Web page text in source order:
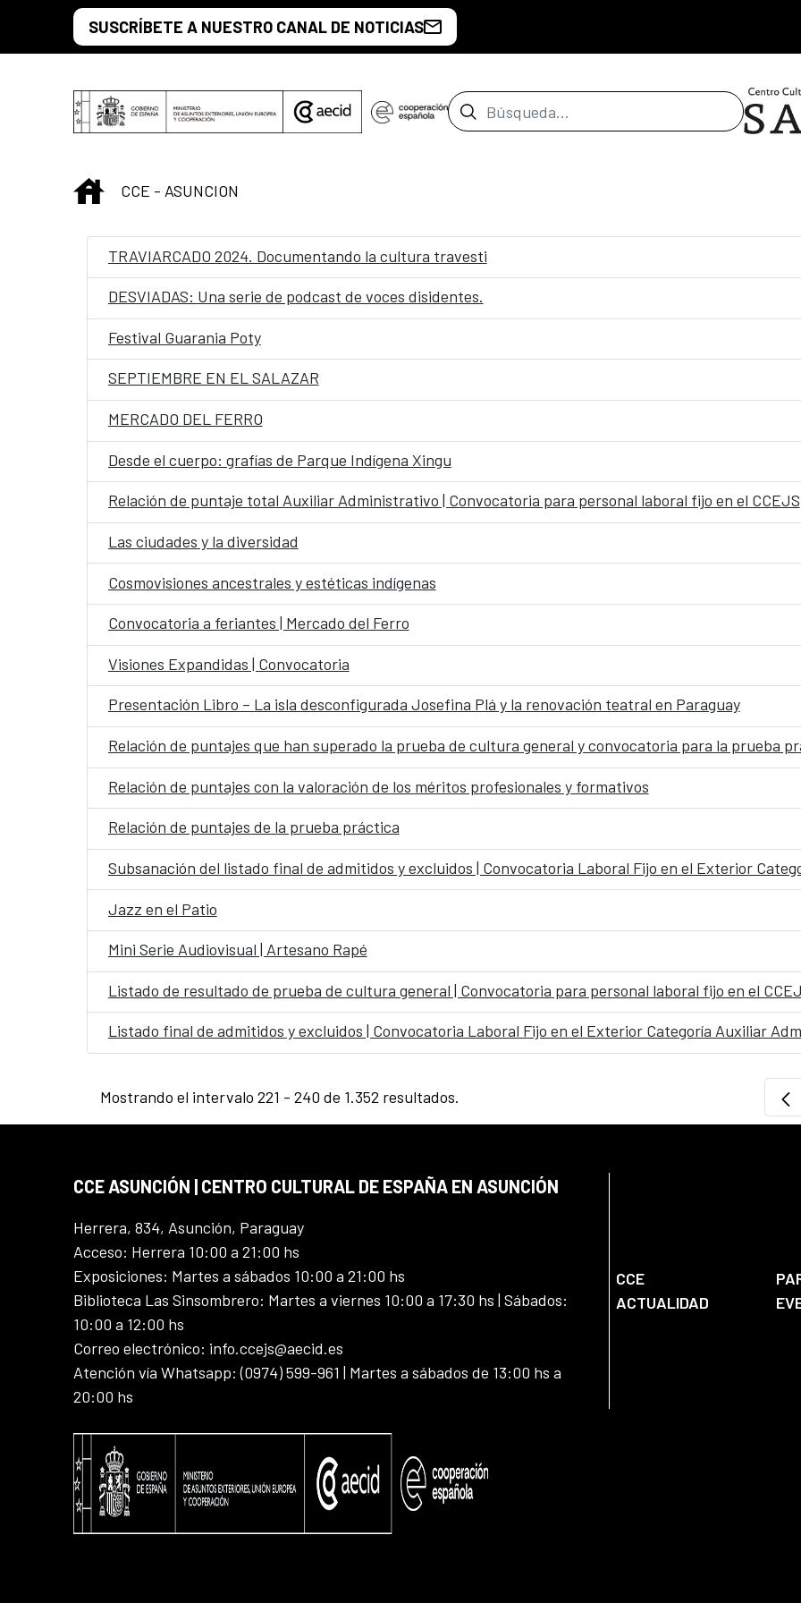
Saltar al contenido principal
SUSCRÍBETE A NUESTRO CANAL DE NOTICIAS
Barra de búsqueda
INICIO
CCE - ASUNCION
TRAVIARCADO 2024. Documentando la cultura travesti
DESVIADAS: Una serie de podcast de voces disidentes.
Festival Guarania Poty
SEPTIEMBRE EN EL SALAZAR
MERCADO DEL FERRO
Desde el cuerpo: grafías de Parque Indígena Xingu
Relación de puntaje total Auxiliar Administrativo | Convocatoria para personal laboral fijo en el CCEJS
Las ciudades y la diversidad
Cosmovisiones ancestrales y estéticas indígenas
Convocatoria a feriantes | Mercado del Ferro
Visiones Expandidas | Convocatoria
Presentación Libro – La isla desconfigurada Josefina Plá y la renovación teatral en Paraguay
Relación de puntajes que han superado la prueba de cultura general y convocatoria para la prueba
Relación de puntajes con la valoración de los méritos profesionales y formativos
Relación de puntajes de la prueba práctica
Jazz en el Patio
Mini Serie Audiovisual | Artesano Rapé
Listado de resultado de prueba de cultura general | Convocatoria para personal laboral fijo en el
Listado final de admitidos y excluidos | Convocatoria Laboral Fijo en el Exterior Categoría Auxiliar
Mostrando el intervalo 221 - 240 de 1.352 resultados.
CCE ASUNCIÓN | CENTRO CULTURAL DE ESPAÑA EN ASUNCIÓN
Herrera, 834, Asunción, Paraguay
Acceso: Herrera 10:00 a 21:00 hs
Exposiciones: Martes a sábados 10:00 a 21:00 hs
Biblioteca Las Sinsombrero: Martes a viernes 10:00 a 17:30 hs | Sábados:
10:00 a 12:00 hs
Correo electrónico: info.ccejs@aecid.es
Atención vía Whatsapp: (0974) 599-961 | Martes a sábados de 13:00 hs a
20:00 hs
CCE
ACTUALIDAD